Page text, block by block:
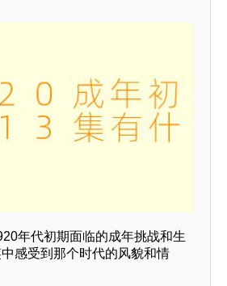
年代初期面临的成年挑战和生
感受到那个时代的风貌和情